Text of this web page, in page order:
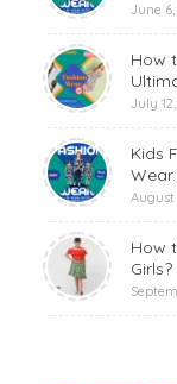
June 6,
How
July 12,
Kids
August
How
Girls?